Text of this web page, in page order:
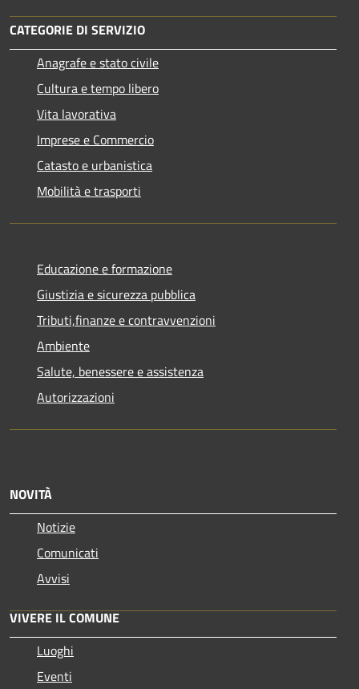
CATEGORIE DI SERVIZIO
Anagrafe e stato civile
Cultura e tempo libero
Vita lavorativa
Imprese e Commercio
Catasto e urbanistica
Mobilità e trasporti
Educazione e formazione
Giustizia e sicurezza pubblica
Tributi,finanze e contravvenzioni
Ambiente
Salute, benessere e assistenza
Autorizzazioni
NOVITÀ
Notizie
Comunicati
Avvisi
VIVERE IL COMUNE
Luoghi
Eventi